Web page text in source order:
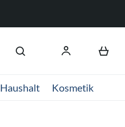
Haushalt Kosmetik